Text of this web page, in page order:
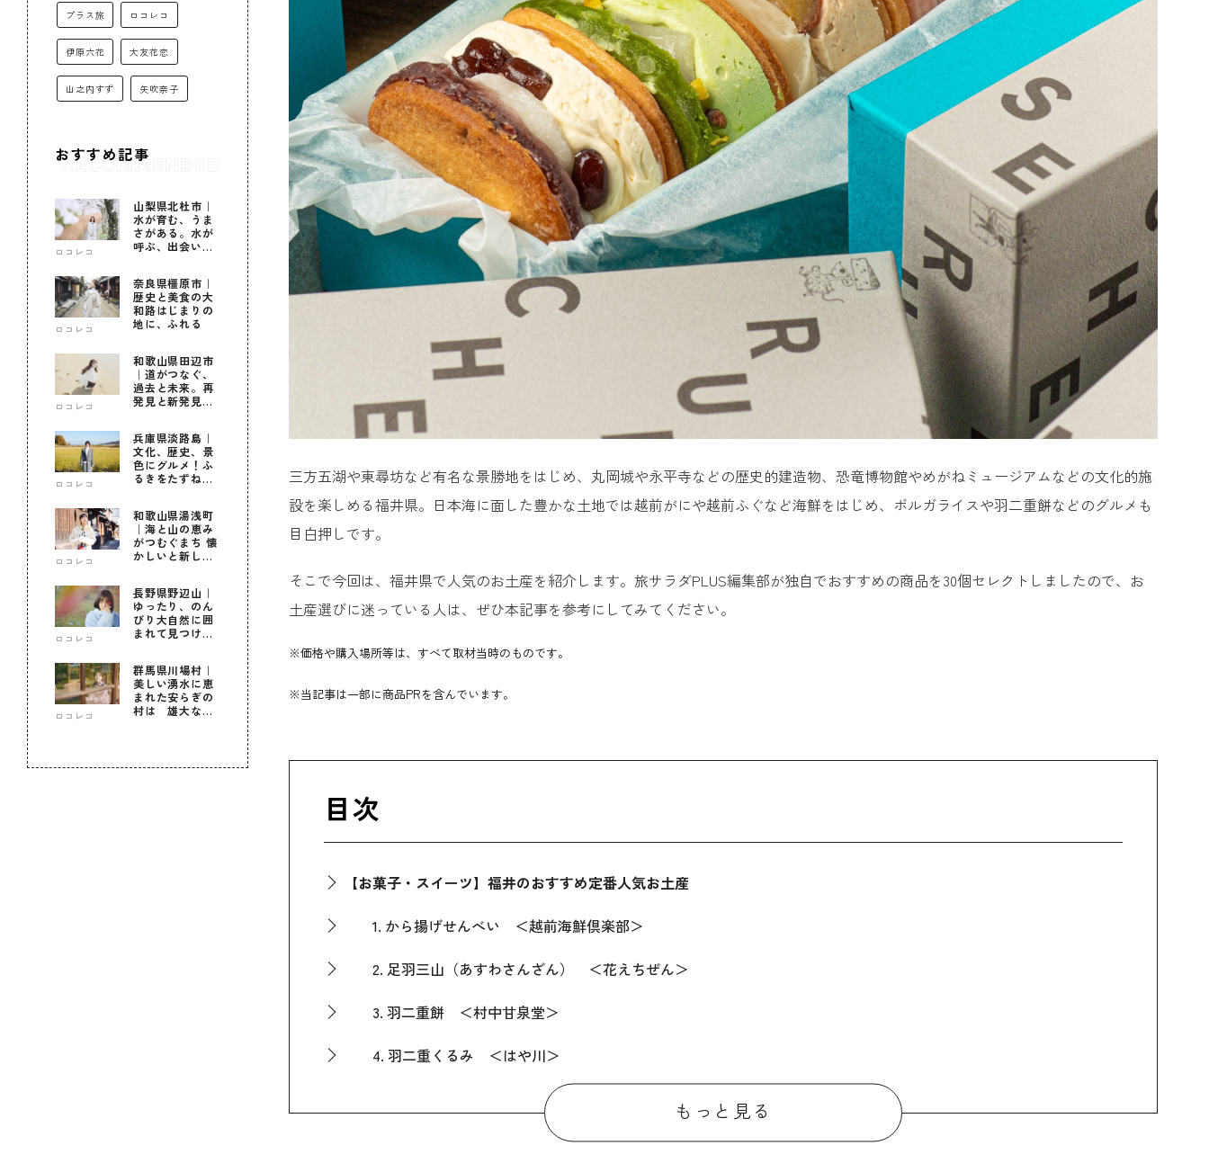
プラス旅 ロコレコ
伊原六花 大友花恋
山之内すず 矢吹奈子
おすすめ記事
ロコレコ
山梨県北杜市｜
水が育む、うま
さがある。水が
呼ぶ、出会いが
ロコレコ
奈良県橿原市｜
歴史と美食の大
和路はじまりの
地に、ふれる
ロコレコ
和歌山県田辺市
｜道がつなぐ、
過去と未来。再
発見と新発見の
ロコレコ
兵庫県淡路島｜
文化、歴史、景
色にグルメ！ふ
るきをたずねて
ロコレコ
和歌山県湯浅町
｜海と山の恵み
がつむぐまち 懐
かしいと新しい
ロコレコ
長野県野辺山｜
ゆったり、のん
びり大自然に囲
まれて見つけ
ロコレコ
群馬県川場村｜
美しい湧水に恵
まれた安らぎの
村は 雄大な自
三方五湖や東尋坊など有名な景勝地をはじめ、丸岡城や永平寺などの歴史的建造物、恐竜博物館やめがねミュージアムなどの文化的施
設を楽しめる福井県。日本海に面した豊かな土地では越前がにや越前ふぐなど海鮮をはじめ、ボルガライスや羽二重餅などのグルメも
目白押しです。
そこで今回は、福井県で人気のお土産を紹介します。旅サラダPLUS編集部が独自でおすすめの商品を30個セレクトしましたので、お
土産選びに迷っている人は、ぜひ本記事を参考にしてみてください。
※価格や購入場所等は、すべて取材当時のものです。
※当記事は一部に商品PRを含んでいます。
目次
【お菓子・スイーツ】福井のおすすめ定番人気お土産
1. から揚げせんべい ＜越前海鮮倶楽部＞
2. 足羽三山（あすわさんざん） ＜花えちぜん＞
3. 羽二重餅 ＜村中甘泉堂＞
4. 羽二重くるみ ＜はや川＞
【お菓子・スイーツ以外】福井のおすすめ定番人気お土産
5. PURE RICE WINE ＜福千歳＞
もっと見る